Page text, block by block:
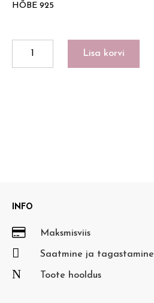
HÕBE 925
METAL
Lisa korvi
INFO
 Maksmisviis
 Saatmine ja tagastamine
N Toote hooldus